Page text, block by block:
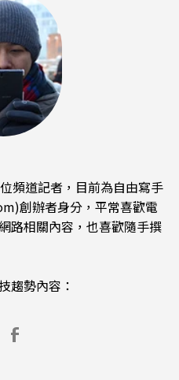
頻道記者，目前為自由寫手
創辦者身分，平常喜歡電
路相關內容，也喜歡隨手撰
趨勢內容：